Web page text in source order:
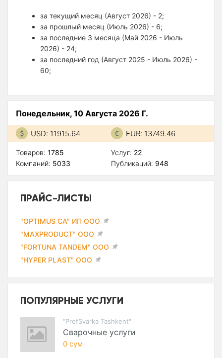
за текущий месяц (Август 2026) - 2;
за прошлый месяц (Июль 2026) - 6;
за последние 3 месяца (Май 2026 - Июль
2026) - 24;
за последний год (Август 2025 - Июль 2026) -
60;
Понедельник, 10 Августа 2026 Г.
USD: 11915.64 EUR: 13749.46
Товаров: 1785
Компаний: 5033
Услуг: 22
Публикаций: 948
ПРАЙС-ЛИСТЫ
"OPTIMUS CA" ИП ООО
"MAXPRODUCT" ООО
"FORTUNA TANDEM" ООО
"HYPER PLAST" ООО
ПОПУЛЯРНЫЕ УСЛУГИ
"ProfSvarka Tashkent"
Сварочные услуги
0 сум